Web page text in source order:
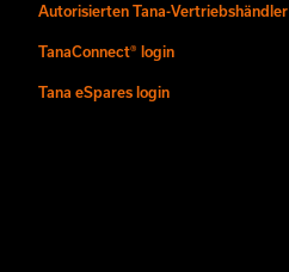
Autorisierten Tana-Vertriebshändler
TanaConnect® login
Tana eSpares login